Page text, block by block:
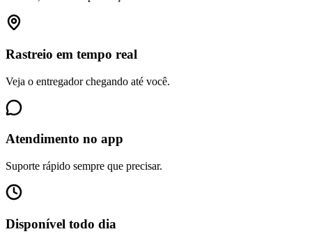
Rastreio em tempo real
Veja o entregador chegando até você.
Atendimento no app
Suporte rápido sempre que precisar.
Disponível todo dia